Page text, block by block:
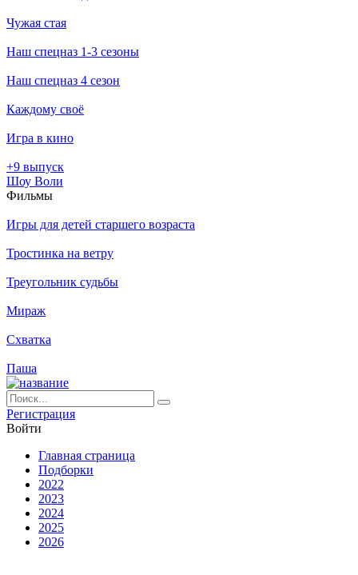
Чужая стая
Наш спецназ 1-3 сезоны
Наш спецназ 4 сезон
Каждому своё
Игра в кино
+9 выпуск
Шоу Воли
Филь­мы
Игры для детей старшего возраста
Тростинка на ветру
Треугольник судьбы
Мираж
Схватка
Паша
Ре­ги­ст­ра­ция
Вой­ти
Глав­ная стра­ни­ца
Подборки
2022
2023
2024
2025
2026